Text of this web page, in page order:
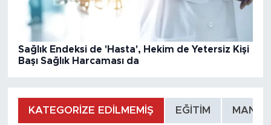
Sağlık Endeksi de 'Hasta', Hekim de Yetersiz Kişi
Başı Sağlık Harcaması da
KATEGORİZE EDİLMEMİŞ EĞİTİM